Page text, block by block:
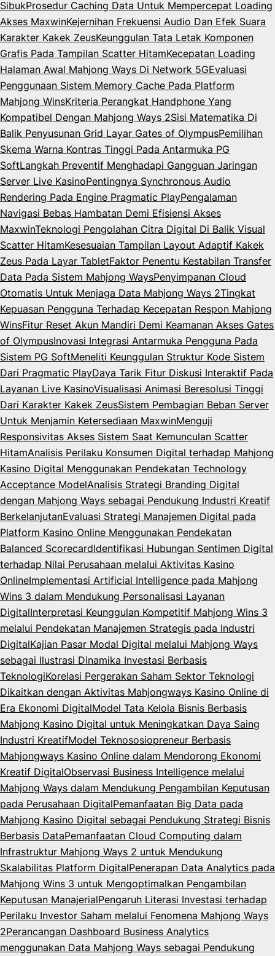
SibukProsedur Caching Data Untuk Mempercepat Loading
Akses MaxwinKejernihan Frekuensi Audio Dan Efek Suara
Karakter Kakek ZeusKeunggulan Tata Letak Komponen
Grafis Pada Tampilan Scatter HitamKecepatan Loading
Halaman Awal Mahjong Ways Di Network 5GEvaluasi
Penggunaan Sistem Memory Cache Pada Platform
Mahjong WinsKriteria Perangkat Handphone Yang
Kompatibel Dengan Mahjong Ways 2Sisi Matematika Di
Balik Penyusunan Grid Layar Gates of OlympusPemilihan
Skema Warna Kontras Tinggi Pada Antarmuka PG
SoftLangkah Preventif Menghadapi Gangguan Jaringan
Server Live KasinoPentingnya Synchronous Audio
Rendering Pada Engine Pragmatic PlayPengalaman
Navigasi Bebas Hambatan Demi Efisiensi Akses
MaxwinTeknologi Pengolahan Citra Digital Di Balik Visual
Scatter HitamKesesuaian Tampilan Layout Adaptif Kakek
Zeus Pada Layar TabletFaktor Penentu Kestabilan Transfer
Data Pada Sistem Mahjong WaysPenyimpanan Cloud
Otomatis Untuk Menjaga Data Mahjong Ways 2Tingkat
Kepuasan Pengguna Terhadap Kecepatan Respon Mahjong
WinsFitur Reset Akun Mandiri Demi Keamanan Akses Gates
of OlympusInovasi Integrasi Antarmuka Pengguna Pada
Sistem PG SoftMeneliti Keunggulan Struktur Kode Sistem
Dari Pragmatic PlayDaya Tarik Fitur Diskusi Interaktif Pada
Layanan Live KasinoVisualisasi Animasi Beresolusi Tinggi
Dari Karakter Kakek ZeusSistem Pembagian Beban Server
Untuk Menjamin Ketersediaan MaxwinMenguji
Responsivitas Akses Sistem Saat Kemunculan Scatter
HitamAnalisis Perilaku Konsumen Digital terhadap Mahjong
Kasino Digital Menggunakan Pendekatan Technology
Acceptance ModelAnalisis Strategi Branding Digital
dengan Mahjong Ways sebagai Pendukung Industri Kreatif
BerkelanjutanEvaluasi Strategi Manajemen Digital pada
Platform Kasino Online Menggunakan Pendekatan
Balanced ScorecardIdentifikasi Hubungan Sentimen Digital
terhadap Nilai Perusahaan melalui Aktivitas Kasino
OnlineImplementasi Artificial Intelligence pada Mahjong
Wins 3 dalam Mendukung Personalisasi Layanan
DigitalInterpretasi Keunggulan Kompetitif Mahjong Wins 3
melalui Pendekatan Manajemen Strategis pada Industri
DigitalKajian Pasar Modal Digital melalui Mahjong Ways
sebagai Ilustrasi Dinamika Investasi Berbasis
TeknologiKorelasi Pergerakan Saham Sektor Teknologi
Dikaitkan dengan Aktivitas Mahjongways Kasino Online di
Era Ekonomi DigitalModel Tata Kelola Bisnis Berbasis
Mahjong Kasino Digital untuk Meningkatkan Daya Saing
Industri KreatifModel Teknososiopreneur Berbasis
Mahjongways Kasino Online dalam Mendorong Ekonomi
Kreatif DigitalObservasi Business Intelligence melalui
Mahjong Ways dalam Mendukung Pengambilan Keputusan
pada Perusahaan DigitalPemanfaatan Big Data pada
Mahjong Kasino Digital sebagai Pendukung Strategi Bisnis
Berbasis DataPemanfaatan Cloud Computing dalam
Infrastruktur Mahjong Ways 2 untuk Mendukung
Skalabilitas Platform DigitalPenerapan Data Analytics pada
Mahjong Wins 3 untuk Mengoptimalkan Pengambilan
Keputusan ManajerialPengaruh Literasi Investasi terhadap
Perilaku Investor Saham melalui Fenomena Mahjong Ways
2Perancangan Dashboard Business Analytics
menggunakan Data Mahjong Ways sebagai Pendukung